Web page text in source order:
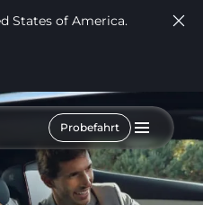
States of America.
Probefahrt